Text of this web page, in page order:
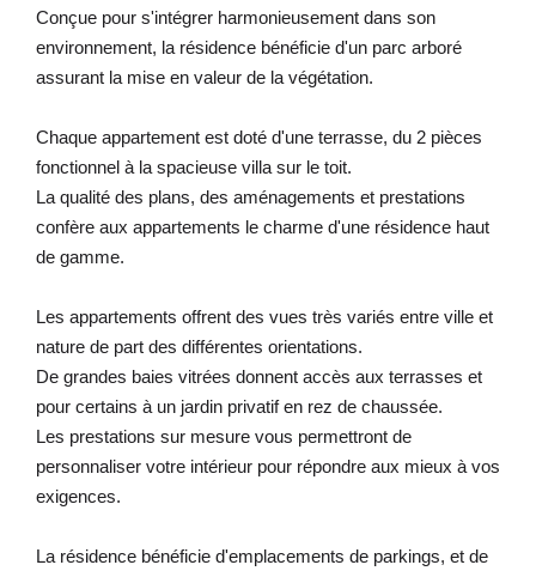
Conçue pour s'intégrer harmonieusement dans son
environnement, la résidence bénéficie d'un parc arboré
assurant la mise en valeur de la végétation.
Chaque appartement est doté d'une terrasse, du 2 pièces
fonctionnel à la spacieuse villa sur le toit.
La qualité des plans, des aménagements et prestations
confère aux appartements le charme d'une résidence haut
de gamme.
Les appartements offrent des vues très variés entre ville et
nature de part des différentes orientations.
De grandes baies vitrées donnent accès aux terrasses et
pour certains à un jardin privatif en rez de chaussée.
Les prestations sur mesure vous permettront de
personnaliser votre intérieur pour répondre aux mieux à vos
exigences.
La résidence bénéficie d'emplacements de parkings, et de